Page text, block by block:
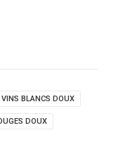
VINS BLANCS DOUX
DOUX